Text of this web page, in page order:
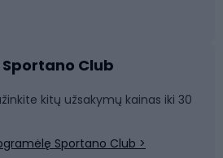
Club
kitų užsakymų kainas iki 30
Sportano Club >